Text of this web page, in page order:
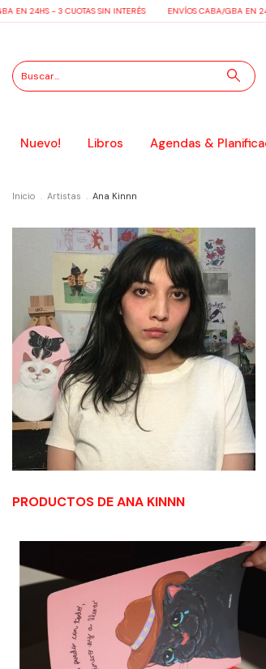
EN 24HS - 3 CUOTAS SIN INTERÉS ENVÍOS CABA/GBA EN
Nuevo! Libros Agendas &
Inicio . Artistas . Ana Kinnn
PRODUCTOS DE ANA KINNN